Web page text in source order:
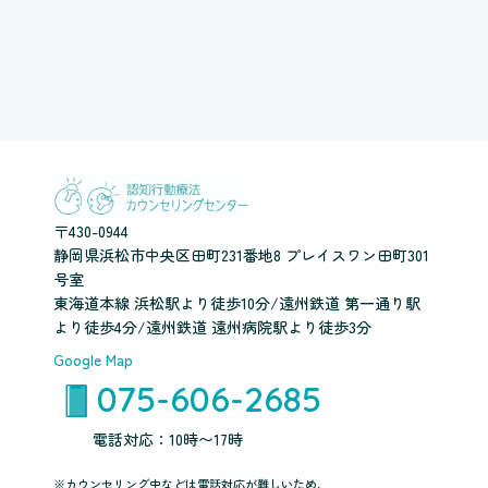
〒430-0944
静岡県浜松市中央区田町231番地8 プレイスワン田町301
号室
東海道本線 浜松駅より徒歩10分/遠州鉄道 第一通り駅
より徒歩4分/遠州鉄道 遠州病院駅より徒歩3分
Google Map
075-606-2685
電話対応：10時〜17時
※カウンセリング中などは電話対応が難しいため、